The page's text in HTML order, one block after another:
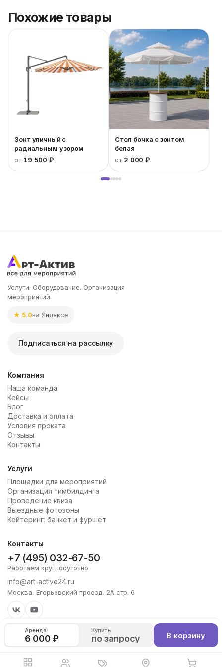
Аренда
6 000 ₽
Купить
по запросу В корзину
Похожие товары
Зонт уличный с
радиальным узором
от 19 500 ₽
Стол бочка с зонтом
белая
от 2 000 ₽
Услуги. Оборудование. Организация
мероприятий.
★ 5.0на Яндексе
Подписаться на рассылку
Компания
Наша команда
Кейсы
Блог
Доставка и оплата
Условия проката
Отзывы
Контакты
Услуги
Площадки для мероприятий
Организация тимбилдинга
Проведение квиза
Выездные фотозоны
Кейтеринг: банкет и фуршет
Контакты
+7 (495) 032-67-50
Работаем круглосуточно
info@art-active24.ru
Москва, Егорьевский проезд, 2А стр. 6
Copyright 2026 Art-Active
Политика конфиденциальности